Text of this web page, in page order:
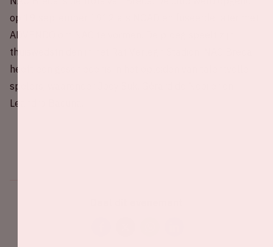
op 19 september 1912 als NOAD en fuseerde later met
ADVENDO om NAC te vormen. De ploeg speelt zijn
thuiswedstrijden in het Rat Verlegh Stadion. NAC Breda
heeft een geschiedenis in het opleiden van talentvolle
spelers, waaronder Joey Suk, Gérard de Nooijer en
Leandro Bacuna.